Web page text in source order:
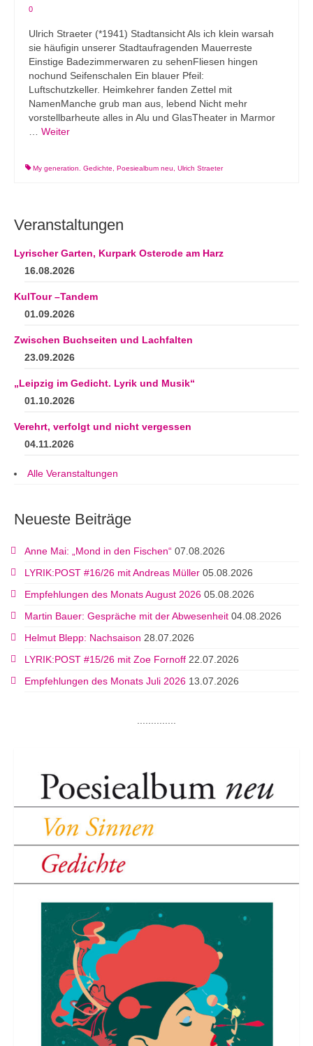
0
Ulrich Straeter (*1941) Stadtansicht Als ich klein warsah
sie häufigin unserer Stadtaufragenden Mauerreste
Einstige Badezimmerwaren zu sehenFliesen hingen
nochund Seifenschalen Ein blauer Pfeil:
Luftschutzkeller. Heimkehrer fanden Zettel mit
NamenManche grub man aus, lebend Nicht mehr
vorstellbarheute alles in Alu und GlasTheater in Marmor
Weiter
My generation. Gedichte Poesiealbum neu Ulrich Straeter
Veranstaltungen
Lyrischer Garten, Kurpark Osterode am Harz
16.08.2026
KulTour –Tandem
01.09.2026
Zwischen Buchseiten und Lachfalten
23.09.2026
„Leipzig im Gedicht. Lyrik und Musik“
01.10.2026
Verehrt, verfolgt und nicht vergessen
04.11.2026
Alle Veranstaltungen
Neueste Beiträge
Anne Mai: „Mond in den Fischen“ 07.08.2026
LYRIK:POST #16/26 mit Andreas Müller 05.08.2026
Empfehlungen des Monats August 2026 05.08.2026
Martin Bauer: Gespräche mit der Abwesenheit 04.08.2026
Helmut Blepp: Nachsaison 28.07.2026
LYRIK:POST #15/26 mit Zoe Fornoff 22.07.2026
Empfehlungen des Monats Juli 2026 13.07.2026